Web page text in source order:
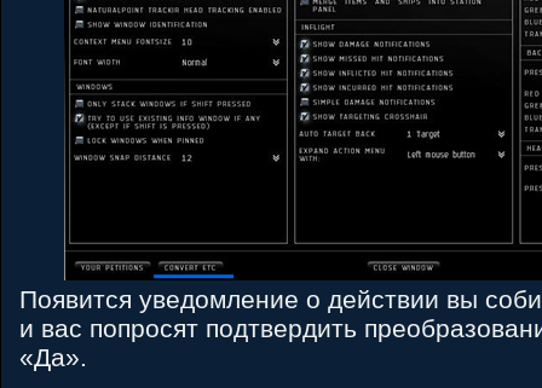
Появится уведомление о действии вы
и вас попросят подтвердить
«Да».